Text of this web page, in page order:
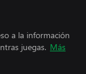
a la información
juegas. Más